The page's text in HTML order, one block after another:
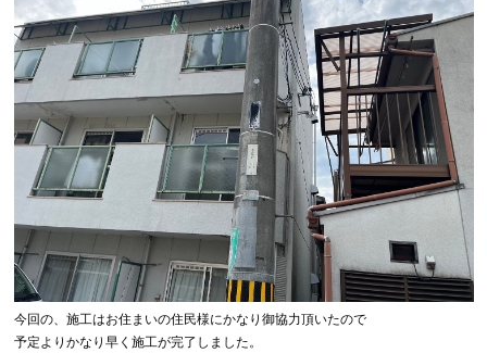
今回の、施工はお住まいの住民様にかなり御協力頂いたので
予定よりかなり早く施工が完了しました。